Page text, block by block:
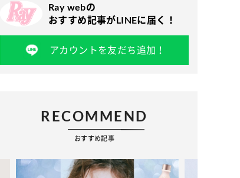
Ray webの
おすすめ記事がLINEに届く！
アカウントを友だち追加！
RECOMMEND
おすすめ記事